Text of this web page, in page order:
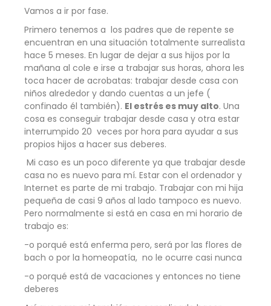
Vamos a ir por fase.
Primero tenemos a los padres que de repente se
encuentran en una situación totalmente surrealista
hace 5 meses. En lugar de dejar a sus hijos por la
mañana al cole e irse a trabajar sus horas, ahora les
toca hacer de acrobatas: trabajar desde casa con
niños alrededor y dando cuentas a un jefe (
confinado él también). El estrés es muy alto. Una
cosa es conseguir trabajar desde casa y otra estar
interrumpido 20 veces por hora para ayudar a sus
propios hijos a hacer sus deberes.
Mi caso es un poco diferente ya que trabajar desde
casa no es nuevo para mí. Estar con el ordenador y
Internet es parte de mi trabajo. Trabajar con mi hija
pequeña de casi 9 años al lado tampoco es nuevo.
Pero normalmente si está en casa en mi horario de
trabajo es:
-o porqué está enferma pero, será por las flores de
bach o por la homeopatía, no le ocurre casi nunca
-o porqué está de vacaciones y entonces no tiene
deberes